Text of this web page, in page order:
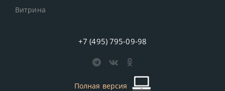
Витрина
+7 (495) 795-09-98
Полная версия